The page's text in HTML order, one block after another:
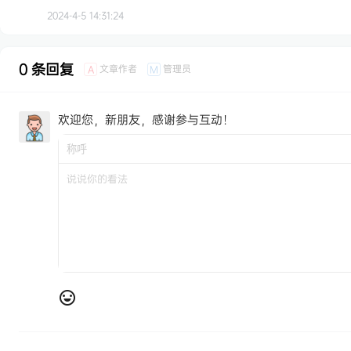
2024-4-5 14:31:24
0 条回复 A 文章作者 M 管理员
欢迎您，新朋友，感谢参与互动！